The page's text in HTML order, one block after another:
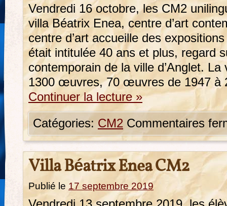
Vendredi 16 octobre, les CM2
villa Béatrix Enea, centre d’art
centre d’art accueille des
était intitulée 40 ans et plus, regard
contemporain de la ville d’Anglet. La
1300 œuvres, 70 œuvres de 1947 à
Continuer la lecture»
Catégories: CM2 Commentaires
Villa Béatrix Enea CM2
Publié le 17 septembre 2019